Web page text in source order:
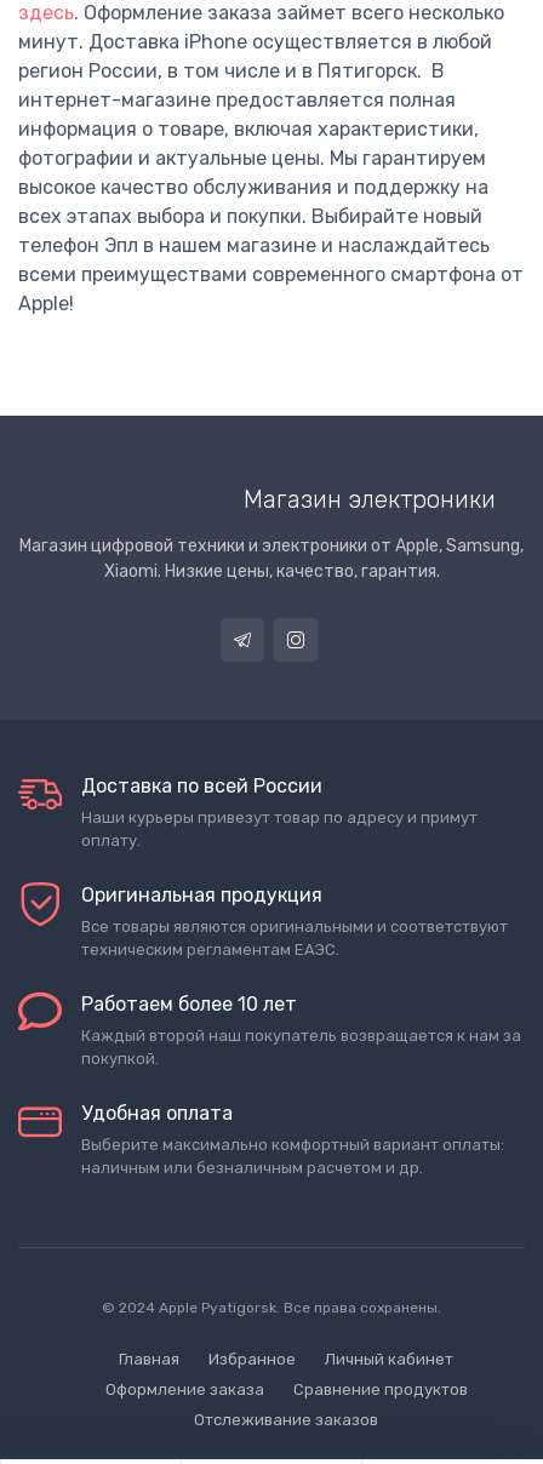
здесь. Оформление заказа займет всего несколько
минут. Доставка iPhone осуществляется в любой
регион России, в том числе и в Пятигорск. В
интернет-магазине предоставляется полная
информация о товаре, включая характеристики,
фотографии и актуальные цены. Мы гарантируем
высокое качество обслуживания и поддержку на
всех этапах выбора и покупки. Выбирайте новый
телефон Эпл в нашем магазине и наслаждайтесь
всеми преимуществами современного смартфона от
Apple!
Магазин электроники
Магазин цифровой техники и электроники от Apple, Samsung,
Xiaomi. Низкие цены, качество, гарантия.
Доставка по всей России
Наши курьеры привезут товар по адресу и примут
оплату.
Оригинальная продукция
Все товары являются оригинальными и соответствуют
техническим регламентам ЕАЭС.
Работаем более 10 лет
Каждый второй наш покупатель возвращается к нам за
покупкой.
Удобная оплата
Выберите максимально комфортный вариант оплаты:
наличным или безналичным расчетом и др.
© 2024 Apple Pyatigorsk. Все права сохранены.
Главная Избранное
Личный кабинет
Оформление заказа
Сравнение продуктов
Отслеживание заказов